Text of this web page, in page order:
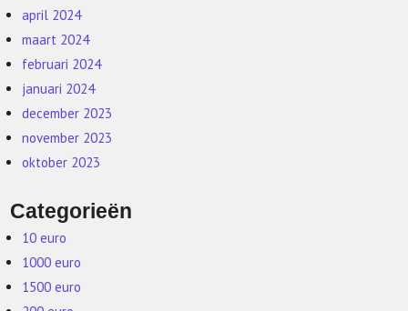
april 2024
maart 2024
februari 2024
januari 2024
december 2023
november 2023
oktober 2023
Categorieën
10 euro
1000 euro
1500 euro